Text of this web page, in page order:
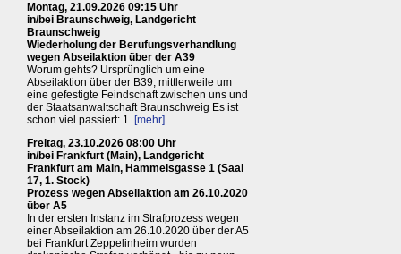
Montag, 21.09.2026 09:15 Uhr
in/bei Braunschweig, Landgericht
Braunschweig
Wiederholung der Berufungsverhandlung
wegen Abseilaktion über der A39
Worum gehts? Ursprünglich um eine
Abseilaktion über der B39, mittlerweile um
eine gefestigte Feindschaft zwischen uns und
der Staatsanwaltschaft Braunschweig Es ist
schon viel passiert: 1. [mehr]
Freitag, 23.10.2026 08:00 Uhr
in/bei Frankfurt (Main), Landgericht
Frankfurt am Main, Hammelsgasse 1 (Saal
17, 1. Stock)
Prozess wegen Abseilaktion am 26.10.2020
über A5
In der ersten Instanz im Strafprozess wegen
einer Abseilaktion am 26.10.2020 über der A5
bei Frankfurt Zeppelinheim wurden